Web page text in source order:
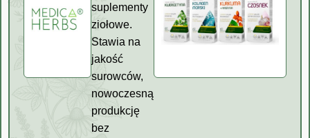
suplementy
ziołowe.
Stawia na
jakość
surowców,
nowoczesną
produkcję
bez